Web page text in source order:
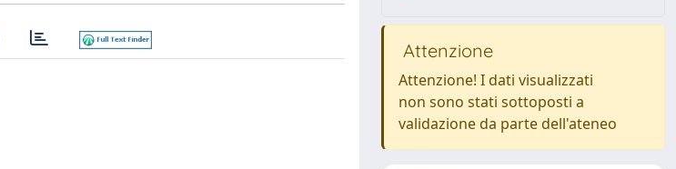
Attenzione
Attenzione! I dati visualizzati
non sono stati sottoposti a
validazione da parte dell'ateneo